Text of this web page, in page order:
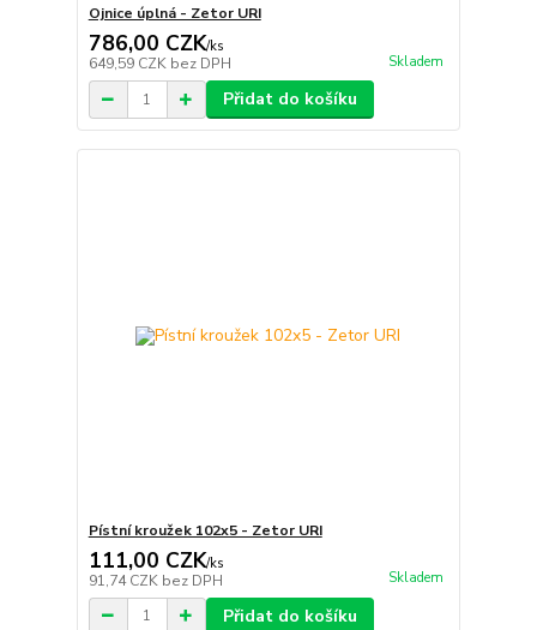
Ojnice úplná - Zetor URI
786,00 CZK/ks
649,59 CZK bez DPH Skladem
Přidat do košíku
Pístní kroužek 102x5 - Zetor URI
111,00 CZK/ks
91,74 CZK bez DPH Skladem
Přidat do košíku